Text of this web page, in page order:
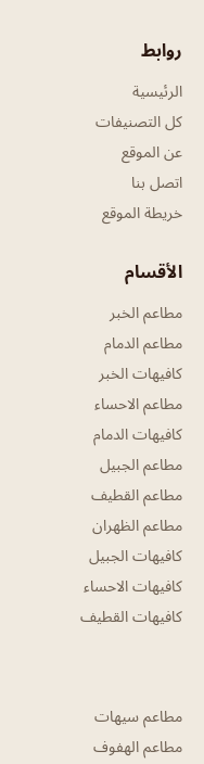
روابط
الرئيسية
كل التصنيفات
عن الموقع
اتصل بنا
خريطة الموقع
الأقسام
مطاعم الخبر
مطاعم الدمام
كافيهات الخبر
مطاعم الاحساء
كافيهات الدمام
مطاعم الجبيل
مطاعم القطيف
مطاعم الظهران
كافيهات الجبيل
كافيهات الاحساء
كافيهات القطيف
مطاعم سيهات
مطاعم الهفوف